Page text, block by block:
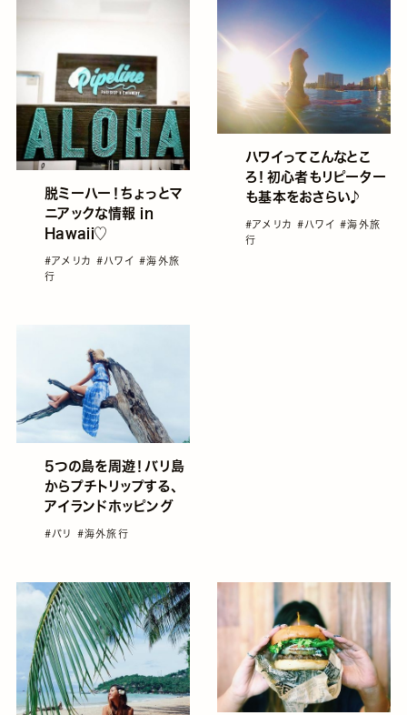
脱ミーハー！ちょっとマ
ニアックな情報 in
Hawaii♡
#アメリカ#ハワイ#海外旅
行
ハワイってこんなとこ
ろ！初心者もリピーター
も基本をおさらい♪
#アメリカ#ハワイ#海外旅
行
5つの島を周遊！バリ島
からプチトリップする、
アイランドホッピング
#バリ #海外旅行